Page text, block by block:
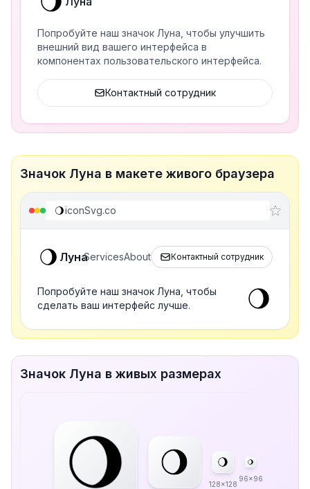
Попробуйте наш значок Луна, чтобы улучшить
внешний вид вашего интерфейса в
компонентах пользовательского интерфейса.
Контактный сотрудник
Значок Луна в макете живого браузера
iconSvg.co
ЛунаServicesAbout Контактный сотрудник
Попробуйте наш значок Луна, чтобы
сделать ваш интерфейс лучше.
Значок Луна в живых размерах
128x128
96x96